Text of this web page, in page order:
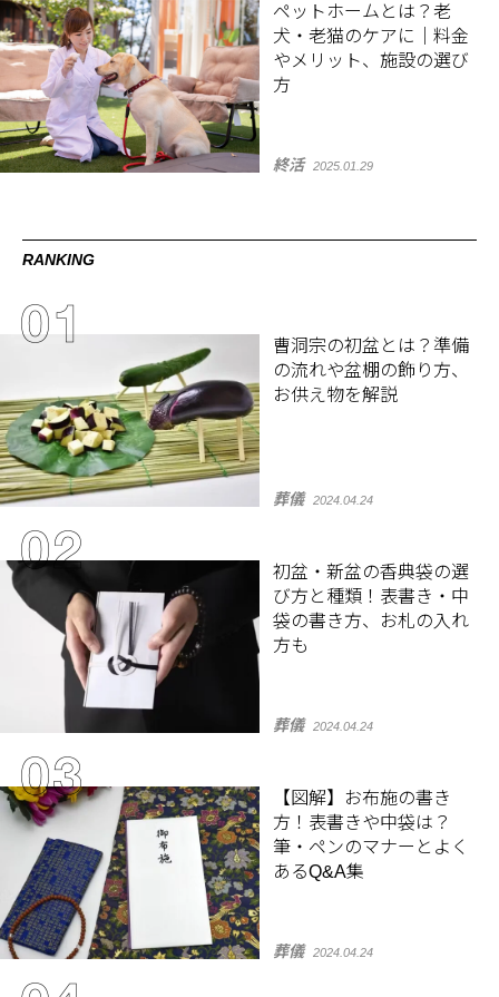
ペットホームとは？老
犬・老猫のケアに｜料金
やメリット、施設の選び
方
終活 2025.01.29
RANKING
曹洞宗の初盆とは？準備
の流れや盆棚の飾り方、
お供え物を解説
葬儀 2024.04.24
初盆・新盆の香典袋の選
び方と種類！表書き・中
袋の書き方、お札の入れ
方も
葬儀 2024.04.24
【図解】お布施の書き
方！表書きや中袋は？
筆・ペンのマナーとよく
あるQ&A集
葬儀 2024.04.24